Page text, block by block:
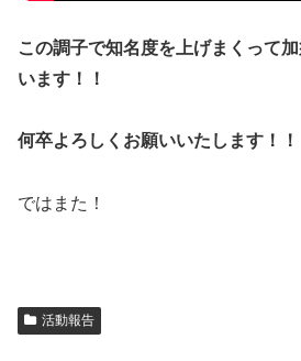
この調子で知名度を上げまくって
います！！
何卒よろしくお願いいたします！！
ではまた！
活動報告